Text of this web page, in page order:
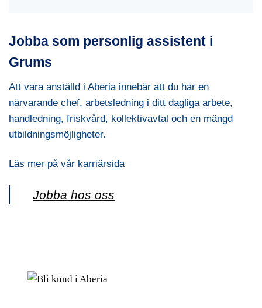
Jobba som personlig assistent i
Grums
Att vara anställd i Aberia innebär att du har en
närvarande chef, arbetsledning i ditt dagliga arbete,
handledning, friskvård, kollektivavtal och en mängd
utbildningsmöjligheter.
Läs mer på vår karriärsida
Jobba hos oss